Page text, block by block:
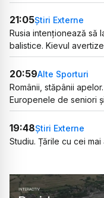
21:05Știri Externe
Rusia intenționează să
balistice. Kievul
20:59Alte Sporturi
Românii, stăpânii
Europenele de seniori
19:48Știri Externe
Studiu. Țările cu cei